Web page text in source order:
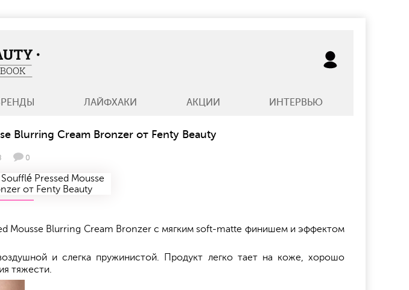
ЛАЙФХАКИ АКЦИИ ИНТЕРВЬЮ
BeautyDayBook
Blurring Cream Bronzer от Fenty Beauty
0
Mousse Blurring Cream Bronzer с мягким soft-matte финишем и эффектом
и слегка пружинистой. Продукт легко тает на коже, хорошо
тяжести.